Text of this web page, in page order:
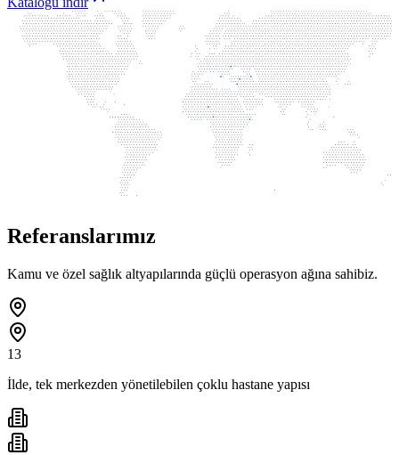
Referanslarımız
Kamu ve özel sağlık altyapılarında güçlü operasyon ağına sahibiz.
13
İlde, tek merkezden yönetilebilen çoklu hastane yapısı